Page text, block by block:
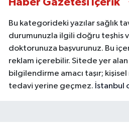
Bu kategorideki yazılar sağlık
durumunuzla ilgili doğru teşhis
doktorunuza başvurunuz. Bu
reklam içerebilir. Sitede yer
bilgilendirme amacı taşır;
tedavi yerine geçmez. İstanbul